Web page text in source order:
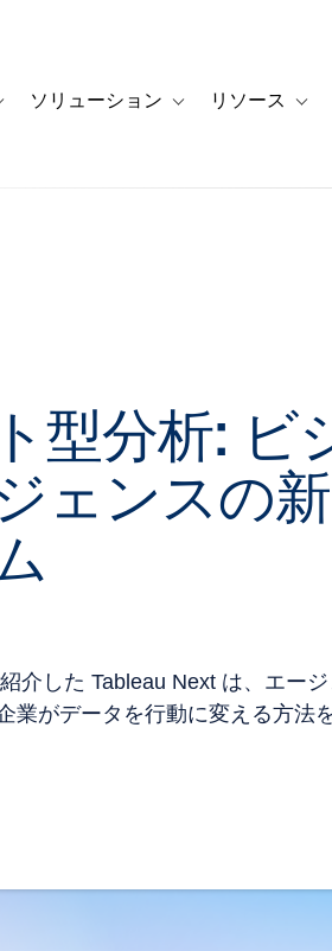
sub-navigation for カスタマーストーリー
ソリューション Toggle sub-navigation
リソース
型分析: ビ
ェンスの
介した Tableau Next は、エー
業がデータを行動に変える方法